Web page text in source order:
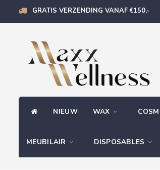
GRATIS VERZENDING VANAF €150,-
NIEUW WAX
MEUBILAIR DISPOSABLES